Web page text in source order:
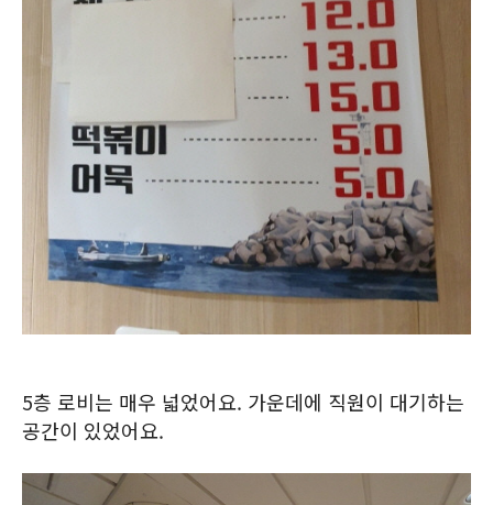
5층 로비는 매우 넓었어요. 가운데에 직원이 대기하는
공간이 있었어요.